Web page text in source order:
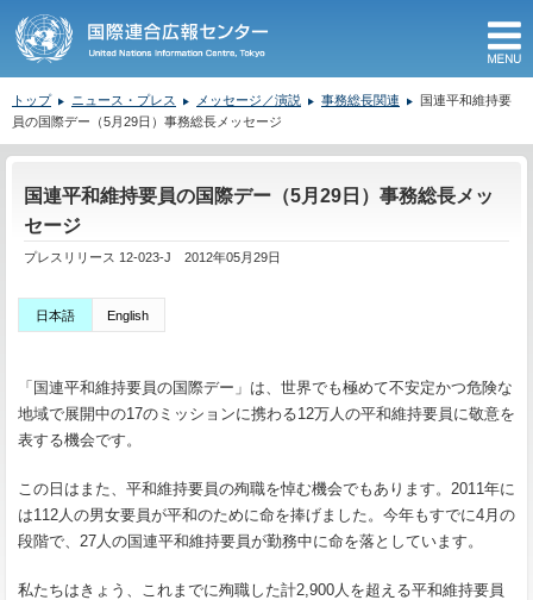
トップ ニュース・プレス メッセージ／演説 事務総長関連
国連平和維持要
員の国際デー（5月29日）事務総長メッセージ
国連平和維持要員の国際デー（5月29日）事務総長メッ
セージ
プレスリリース 12-023-J 2012年05月29日
日本語 English
「国連平和維持要員の国際デー」は、世界でも極めて不安定かつ危険な
地域で展開中の17のミッションに携わる12万人の平和維持要員に敬意を
表する機会です。
この日はまた、平和維持要員の殉職を悼む機会でもあります。2011年に
は112人の男女要員が平和のために命を捧げました。今年もすでに4月の
段階で、27人の国連平和維持要員が勤務中に命を落としています。
私たちはきょう、これまでに殉職した計2,900人を超える平和維持要員